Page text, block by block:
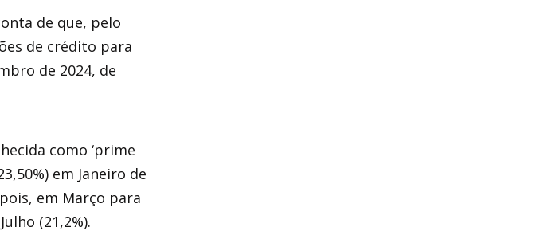
de que, pelo
de crédito para
de 2024, de
como ‘prime
em Janeiro de
em Março para
(21,2%).